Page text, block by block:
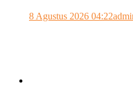
8 Agustus 2026 04:22